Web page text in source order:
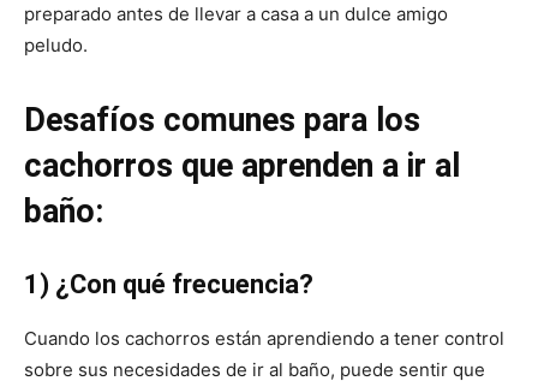
Fotos
preparado antes de llevar a casa a un dulce amigo
peludo.
Desafíos comunes para los
cachorros que aprenden a ir al
baño:
1) ¿Con qué frecuencia?
Cuando los cachorros están aprendiendo a tener control
sobre sus necesidades de ir al baño, puede sentir que